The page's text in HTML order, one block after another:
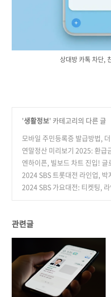
상대방 카톡 차단,
'생활정보' 카테고리의 다른 글
모바일 주민등록증 발급방법,
증 걱정 NO!
(3)
연말정산 미리보기 2025: 환급
계산까지 완벽 정리
(2)
엔하이픈, 빌보드 차트 진입! 글
(6)
2024 SBS 트롯대전 라인업, 박
재 손태진 송가인 안성훈 양지
2024 SBS 가요대전: 티켓팅,
관련글